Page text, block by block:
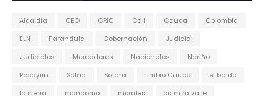
Alcaldía CEO CRIC Cali Cauca
Colombia
ELN
Farandula Gobernación
Judicial
Judiciales
Mercaderes Nacionales
Nariño
Popayán
Salud Sotara Timbio Cauca
el bordo
la sierra
mondomo morales palmira valle